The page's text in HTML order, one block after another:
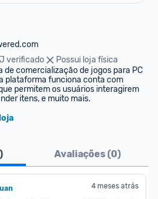
verificado
Possui loja física
de comercialização de jogos para PC
plataforma funciona conta com
permitem os usuários interagirem
itens, e muito mais.
) Avaliações (0)
4 meses atrás